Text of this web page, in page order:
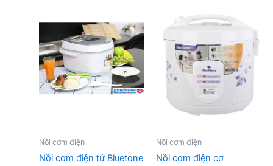
Nồi cơm điện
Nồi cơm điện tử Bluetone
Nồi cơm điện
Nồi cơm điện cơ